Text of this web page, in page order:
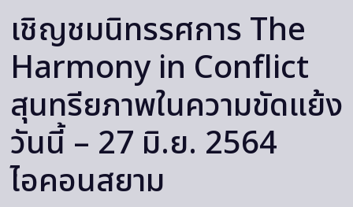
เชิญชมนิทรรศการ The
Harmony in Conflict
สุนทรียภาพในความขัดแย้ง
วันนี้ – 27 มิ.ย. 2564
ไอคอนสยาม